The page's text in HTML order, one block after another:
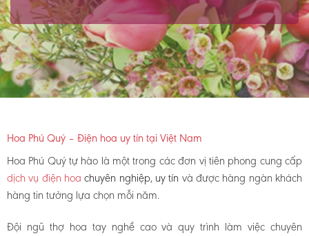
Hoa Phú Quý – Điện hoa uy tín tại Việt Nam
Hoa Phú Quý tự hào là một trong các đơn vị tiên phong cung cấp
dịch vụ điện hoachuyên nghiệp, uy tín và được hàng ngàn khách
hàng tin tưởng lựa chọn mỗi năm.
Đội ngũ thợ hoa tay nghề cao và quy trình làm việc chuyên